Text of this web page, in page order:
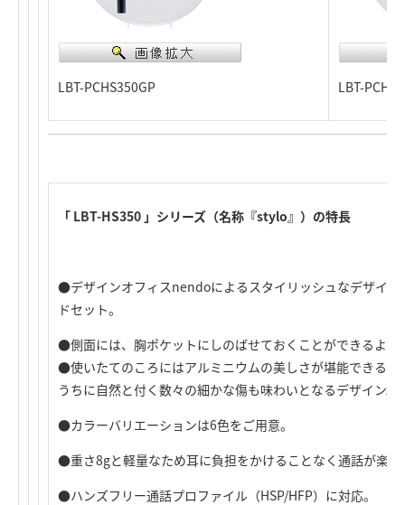
LBT-PCHS350GP LBT-
「 LBT-HS350 」シリーズ（名称『stylo』）の特長
●デザインオフィスnendoによるスタイリッシュなデザイン
ドセット。
●側面には、胸ポケットにしのばせておくことができるよう
●使いたてのころにはアルミニウムの美しさが堪能できるの
うちに自然と付く数々の細かな傷も味わいとなるデザイン。
●カラーバリエーションは6色をご用意。
●重さ8gと軽量なため耳に負担をかけることなく通話が楽
●ハンズフリー通話プロファイル（HSP/HFP）に対応。